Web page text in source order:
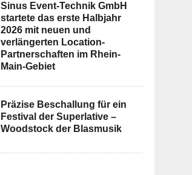
Sinus Event-Technik GmbH
startete das erste Halbjahr
2026 mit neuen und
verlängerten Location-
Partnerschaften im Rhein-
Main-Gebiet
Präzise Beschallung für ein
Festival der Superlative –
Woodstock der Blasmusik